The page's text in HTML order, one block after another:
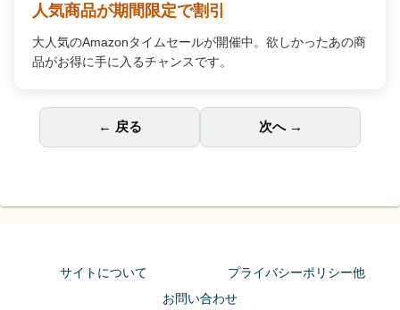
人気商品が期間限定で割引
大人気のAmazonタイムセールが開催中。欲しかったあの商
品がお得に手に入るチャンスです。
← 戻る 次へ →
サイトについて
プライバシーポリシー他
お問い合わせ